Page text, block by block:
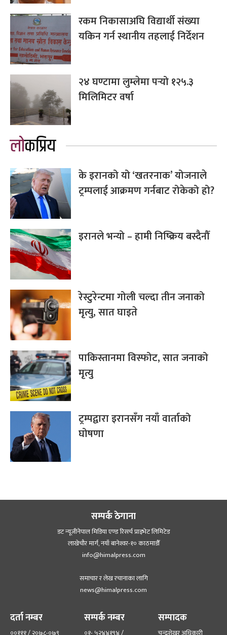
रकम निकासाअघि विद्यार्थी संख्या
यकिन गर्न स्थानीय तहलाई निर्देशन
२४ घण्टामा लुम्लेमा पर्‍यो १२५.३
मिलिमिटर वर्षा
लोकप्रिय
के इरानको यो ‘खतरनाक’ योजनाले
ट्रम्पलाई आक्रमण गर्नबाट रोकेको हो?
इरानले भन्यो – हामी निष्क्रिय बस्दैनौँ
रेस्टुरेन्टमा गोली चल्दा तीन जनाको
मृत्यु, सात घाइते
पाकिस्तानमा विस्फोट, सात जनाको
मृत्यु
ट्रम्पद्वारा इरानसँग नयाँ वार्ताको
घोषणा
सम्पर्क ठेगाना
डट न्यूजीनेपाल मिडिया एण्ड रिसर्च प्राइभेट लिमिटेड
लाखेचौर मार्ग, नयाँ बानेश्‍वर-१० काठमाडौँ
info@himalpress.com
समाचार र लेख रचानाका लागि
news@himalpress.com
दर्ता नम्बर सम्पर्क नम्बर सम्पादक